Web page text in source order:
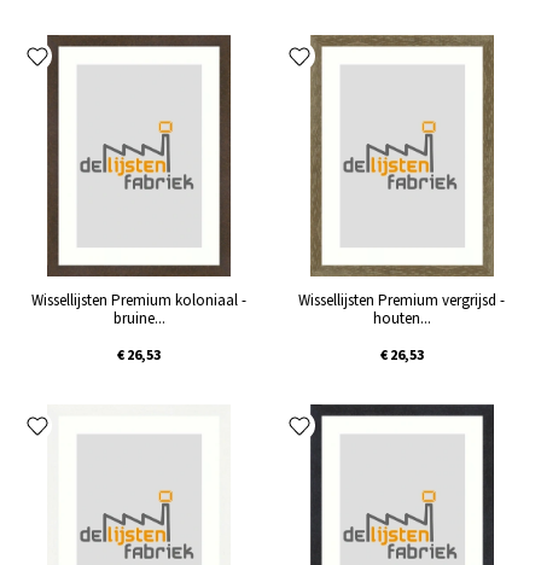
Wissellijsten Premium koloniaal -
bruine...
€ 26,53
Wissellijsten Premium vergrijsd -
houten...
€ 26,53